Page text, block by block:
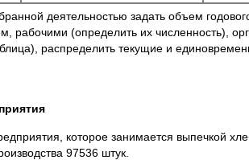
деятельностью задать объем
(определить их численность),
распределить текущие и
которое занимается выпечкой
97536 штук.